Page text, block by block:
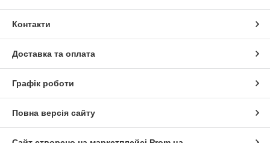
Контакти
Доставка та оплата
Графік роботи
Повна версія сайту